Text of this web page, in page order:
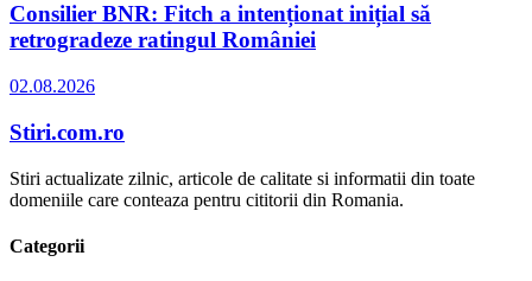
Consilier BNR: Fitch a intenționat inițial să
retrogradeze ratingul României
02.08.2026
Stiri.com.ro
Stiri actualizate zilnic, articole de calitate si informatii din toate
domeniile care conteaza pentru cititorii din Romania.
Categorii